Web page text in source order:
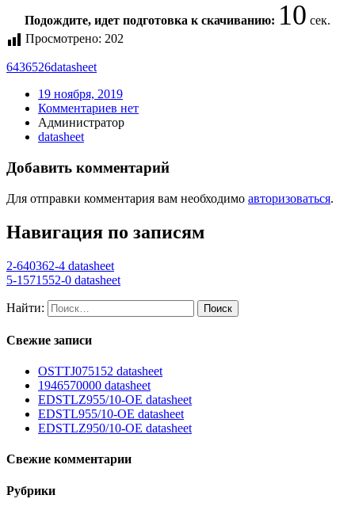
Подождите, идет подготовка к скачиванию: 10 сек.
Просмотрено: 202
6436526datasheet
19 ноября, 2019
Комментариев нет
Администратор
datasheet
Добавить комментарий
Для отправки комментария вам необходимо авторизоваться.
Навигация по записям
2-640362-4 datasheet
5-1571552-0 datasheet
Найти:
Свежие записи
OSTTJ075152 datasheet
1946570000 datasheet
EDSTLZ955/10-OE datasheet
EDSTL955/10-OE datasheet
EDSTLZ950/10-OE datasheet
Свежие комментарии
Рубрики